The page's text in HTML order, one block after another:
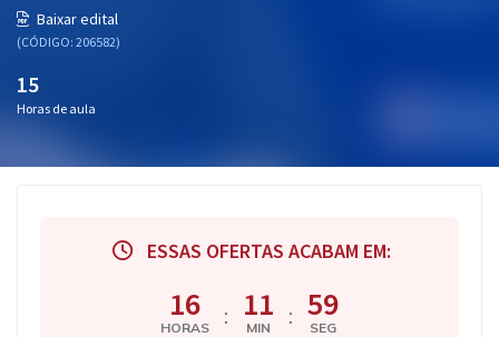
Baixar edital
(CÓDIGO: 206582)
15
Horas de aula
ESSAS OFERTAS ACABAM EM:
16
HORAS : 11
MIN : 58
SEG